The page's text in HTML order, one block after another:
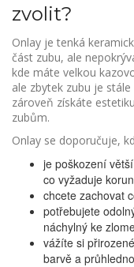
zvolit?
Onlay je tenká
část zubu, ale
kde máte velkou
ale zbytek zubu je
zároveň získáte
zubům.
Onlay se doporučuje,
je poškození
co vyžaduje
chcete zachovat
potřebujete
náchylný ke
vážíte si
barvě a